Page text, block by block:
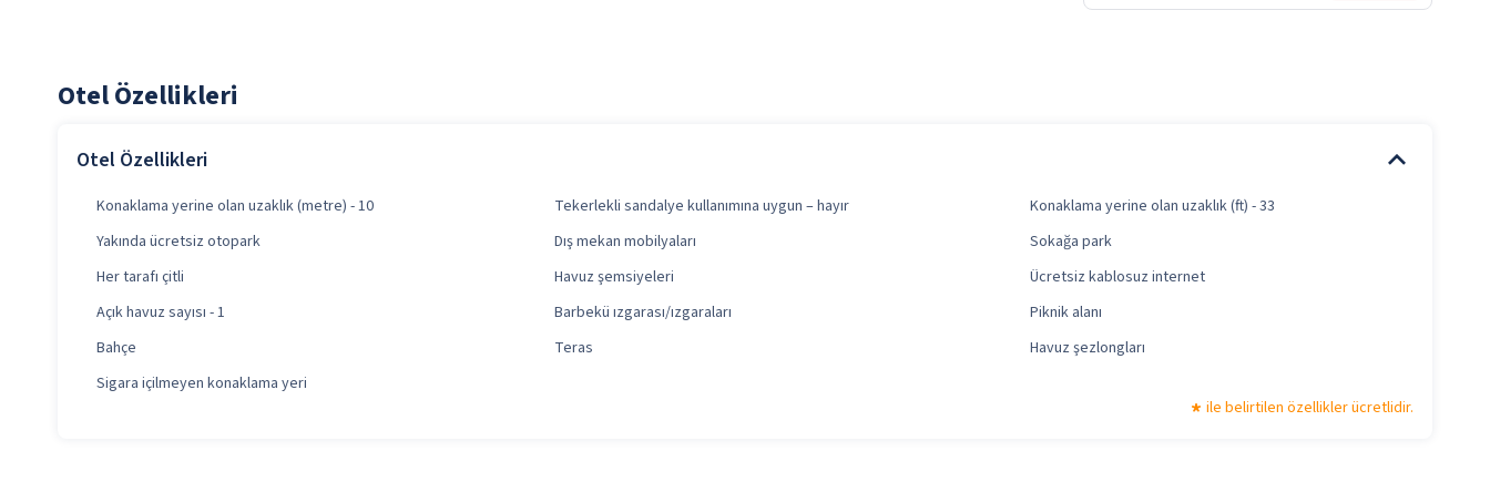
Otel Özellikleri
Otel Özellikleri
Konaklama yerine olan uzaklık (metre) - 10 Tekerlekli sandalye kullanımına uygun – hayır
Konaklama yerine olan uzaklık (ft) - 33
Yakında ücretsiz otopark
Dış mekan mobilyaları
Sokağa park
Her tarafı çitli
Havuz şemsiyeleri
Ücretsiz kablosuz internet
Açık havuz sayısı - 1
Barbekü ızgarası/ızgaraları
Piknik alanı
Bahçe
Teras
Havuz şezlongları
Sigara içilmeyen konaklama yeri
ile belirtilen özellikler ücretlidir.